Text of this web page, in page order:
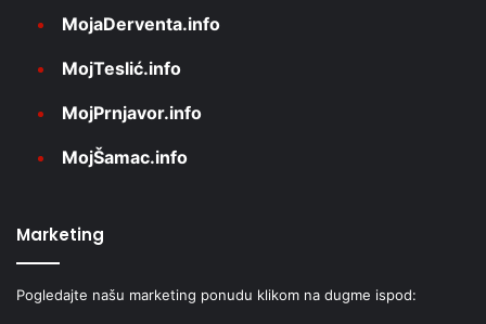
MojaDerventa.info
MojTeslić.info
MojPrnjavor.info
MojŠamac.info
Marketing
Pogledajte našu marketing ponudu klikom na dugme ispod: